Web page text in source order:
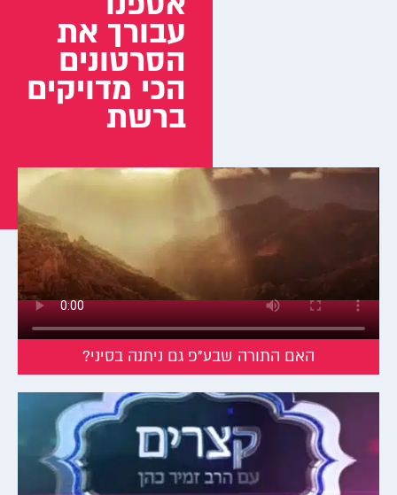
עבורך את
הסרטונים
הכי מדויקים
ברשת
האם התורה שבע"פ גם ניתנה בסיני?